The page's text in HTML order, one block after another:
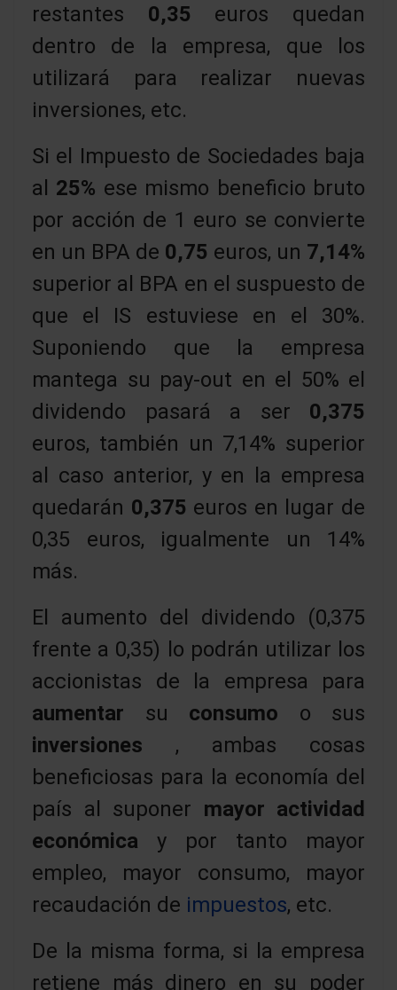
restantes 0,35 euros quedan
dentro de la empresa, que los
utilizará para realizar nuevas
inversiones, etc.
Si el Impuesto de Sociedades baja
al 25% ese mismo beneficio bruto
por acción de 1 euro se convierte
en un BPA de 0,75 euros, un 7,14%
superior al BPA en el suspuesto de
que el IS estuviese en el 30%.
Suponiendo que la empresa
mantega su pay-out en el 50% el
dividendo pasará a ser 0,375
euros, también un 7,14% superior
al caso anterior, y en la empresa
quedarán 0,375 euros en lugar de
0,35 euros, igualmente un 14%
más.
El aumento del dividendo (0,375
frente a 0,35) lo podrán utilizar los
accionistas de la empresa para
aumentar su consumo o sus
inversiones , ambas cosas
beneficiosas para la economía del
país al suponer mayor actividad
económica y por tanto mayor
empleo, mayor consumo, mayor
recaudación de impuestos, etc.
De la misma forma, si la empresa
retiene más dinero en su poder